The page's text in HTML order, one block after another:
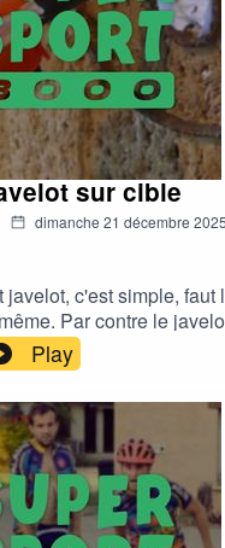
sur cible
dimanche 21 décembre 2025
javelot, c'est simple, faut
Par contre le
et lancer juste, mais
explique tout dans
:
Adhesive Wombat
Play